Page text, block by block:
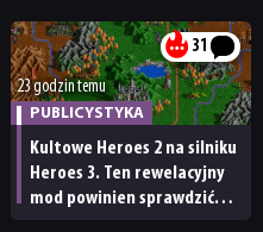
31
23 godzin temu
PUBLICYSTYKA
Kultowe Heroes 2 na silniku
Heroes 3. Ten rewelacyjny
mod powinien sprawdzić